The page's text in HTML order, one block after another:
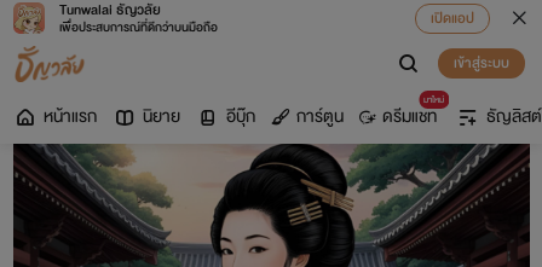
Tunwalai ธัญวลัย
เพื่อประสบการณ์ที่ดีกว่าบนมือถือ
เปิดแอป
เข้าสู่ระบบ
หน้าแรก นิยาย อีบุ๊ก การ์ตูน
มาใหม่
ดรีมแชท ธัญลิสต์